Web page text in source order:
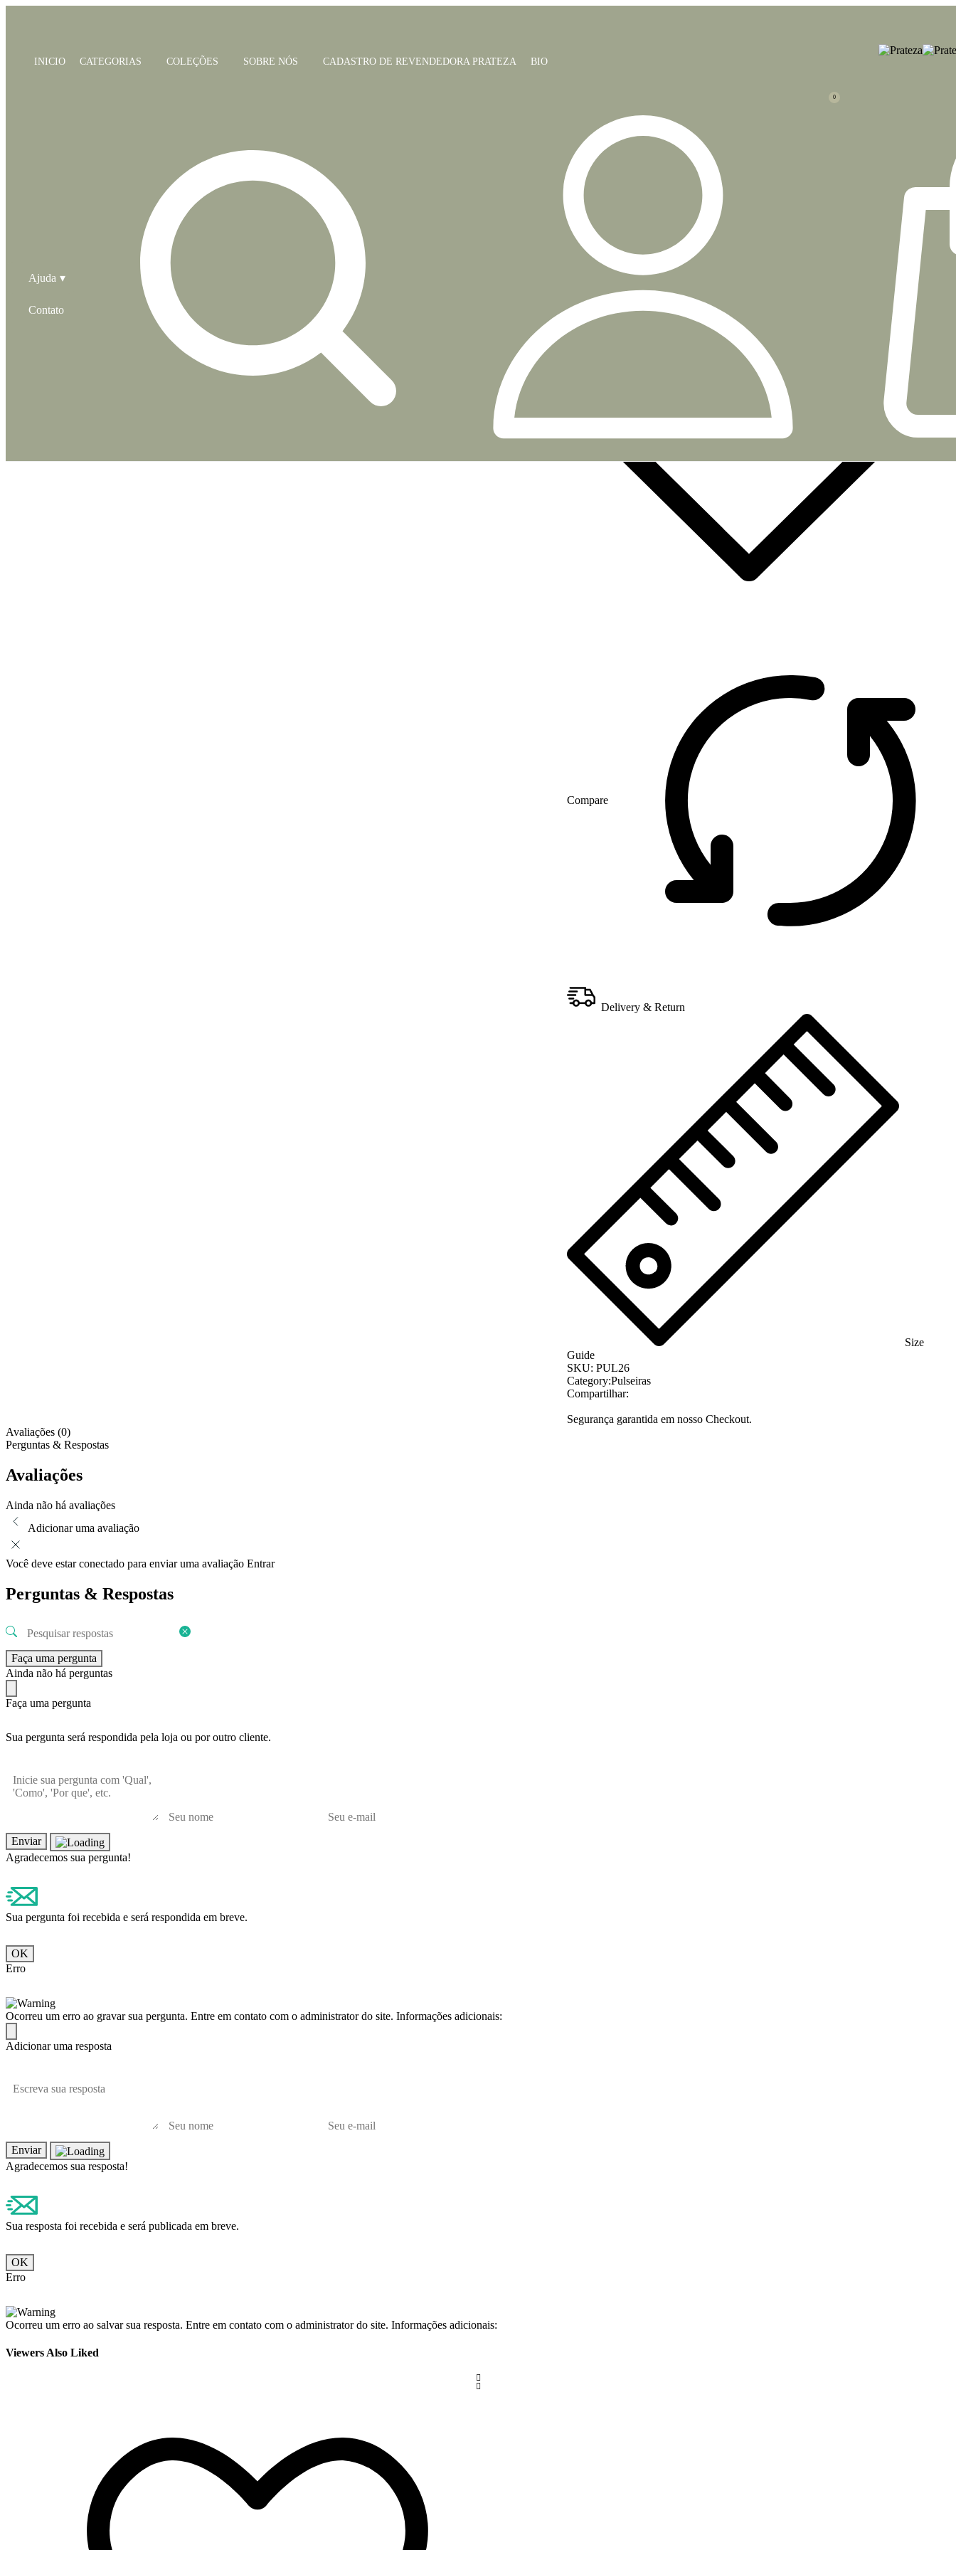
INICIO CATEGORIAS COLEÇÕES SOBRE NÓS CADASTRO DE REVENDEDORA PRATEZA BIO
Ajuda
Contato
0
Pulseira encanto corações 19cm
Pulseira encanto corações 19cm
55,00
Comprar
Add to Wishlist
Compare
Delivery & Return
Size
Guide
SKU: PUL26
Category:Pulseiras
Compartilhar:
Segurança garantida em nosso Checkout.
Avaliações (0)
Perguntas & Respostas
Avaliações
Ainda não há avaliações
Adicionar uma avaliação
Você deve estar conectado para enviar uma avaliação Entrar
Perguntas & Respostas
Faça uma pergunta
Ainda não há perguntas
Faça uma pergunta
Sua pergunta será respondida pela loja ou por outro cliente.
Enviar
Agradecemos sua pergunta!
Sua pergunta foi recebida e será respondida em breve.
OK
Erro
Ocorreu um erro ao gravar sua pergunta. Entre em contato com o administrator do site. Informações adicionais:
Adicionar uma resposta
Enviar
Agradecemos sua resposta!
Sua resposta foi recebida e será publicada em breve.
OK
Erro
Ocorreu um erro ao salvar sua resposta. Entre em contato com o administrator do site. Informações adicionais:
Viewers Also Liked